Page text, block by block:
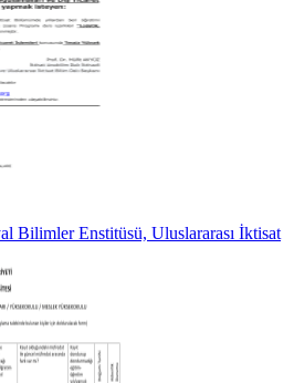
Bilimler Enstitüsü, Uluslararası İktisat